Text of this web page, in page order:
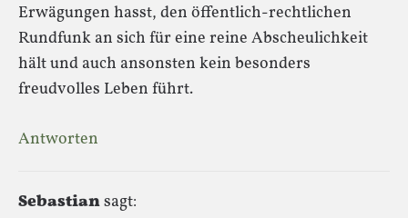
Erwägungen hasst, den öffentlich-rechtlichen
Rundfunk an sich für eine reine Abscheulichkeit
hält und auch ansonsten kein besonders
freudvolles Leben führt.
Antworten
Sebastiansagt: